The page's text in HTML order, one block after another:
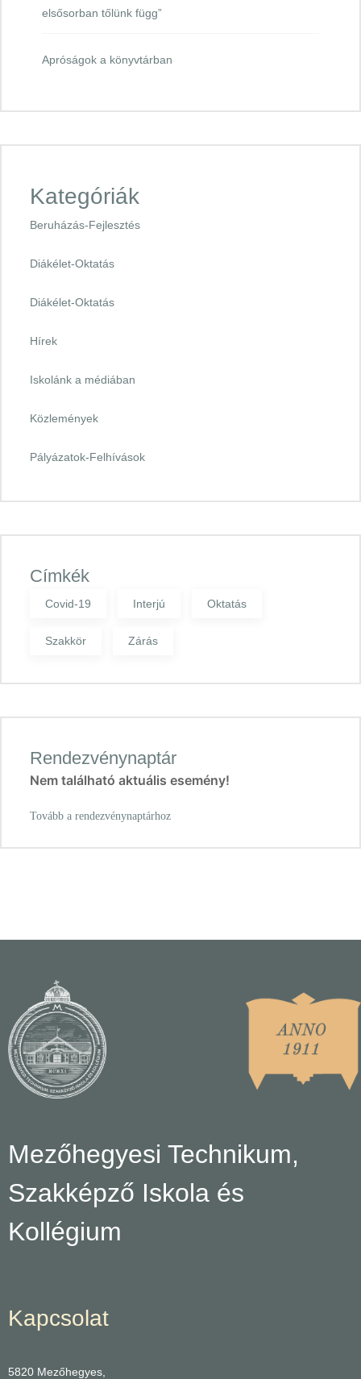
elsősorban tőlünk függ”
Apróságok a könyvtárban
Kategóriák
Beruházás-Fejlesztés
Diákélet-Oktatás
Diákélet-Oktatás
Hírek
Iskolánk a médiában
Közlemények
Pályázatok-Felhívások
Címkék
Covid-19 Interjú Oktatás
Szakkör Zárás
Rendezvénynaptár
Nem található aktuális esemény!
Tovább a rendezvénynaptárhoz
Mezőhegyesi Technikum,
Szakképző Iskola és
Kollégium
Kapcsolat
5820 Mezőhegyes,